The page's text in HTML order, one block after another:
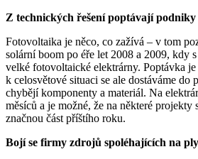
Z technických řešení poptávají
Fotovoltaika je něco, co zažívá – v tom
solární boom po éře let 2008 a 2009, kdy
velké fotovoltaické elektrárny. Poptávka
k celosvětové situaci se ale dostáváme do
chybějí komponenty a materiál. Na
měsíců a je možné, že na některé projekty
značnou část příštího roku.
Bojí se firmy zdrojů spoléhajících na